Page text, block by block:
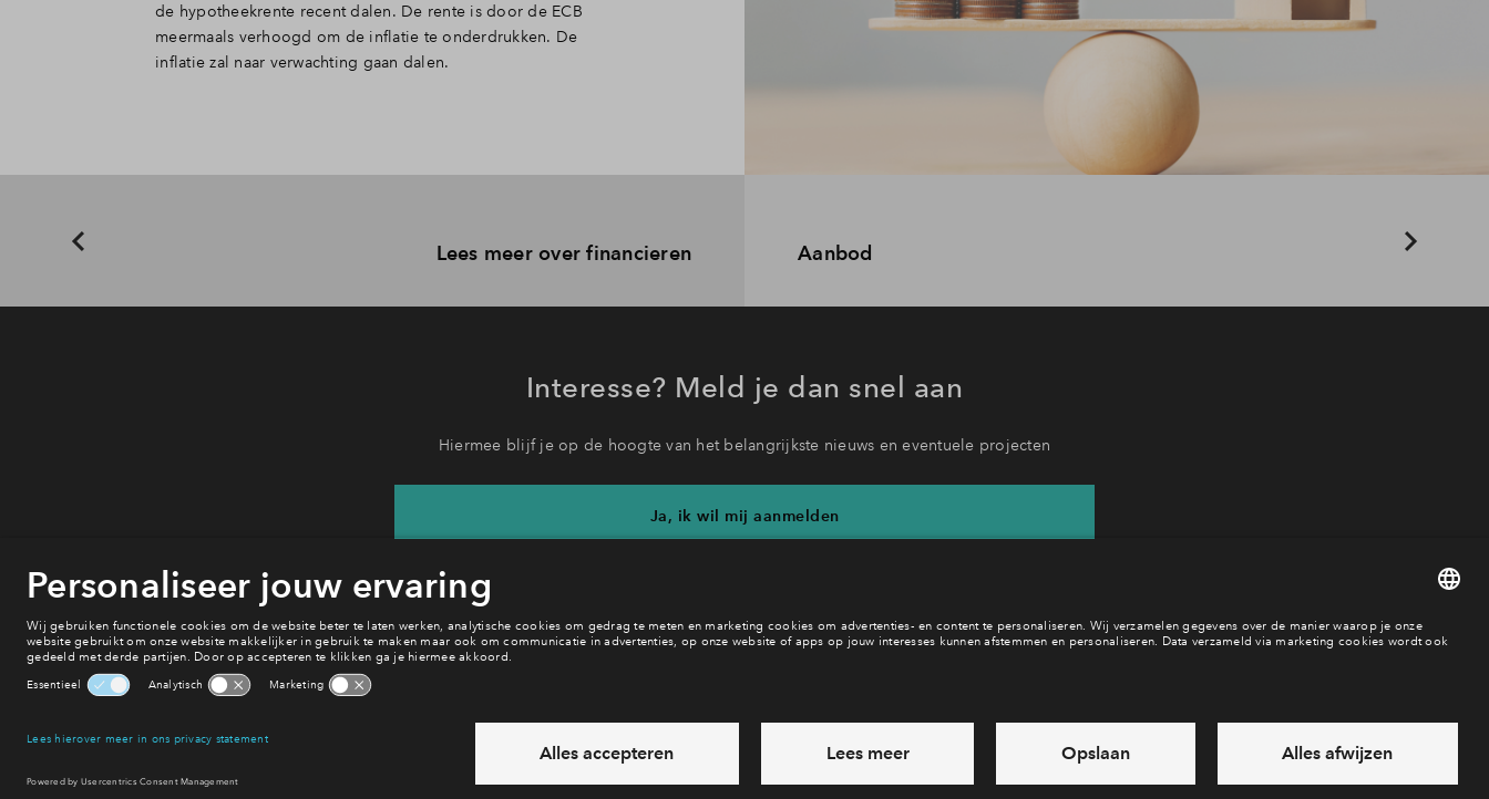
de hypotheekrente recent dalen. De rente is door de ECB
meermaals verhoogd om de inflatie te onderdrukken. De
inflatie zal naar verwachting gaan dalen.
Lees meer over financieren Aanbod
Interesse? Meld je dan snel aan
Hiermee blijf je op de hoogte van het belangrijkste nieuws en eventuele projecten
Ja, ik wil mij aanmelden
Heb je een vraag en wil je direct antwoord? Bel ons op
6 dagen per week beschikbaar (behalve tijdens feestdagen)